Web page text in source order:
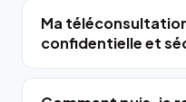
Ma
confidentielle et